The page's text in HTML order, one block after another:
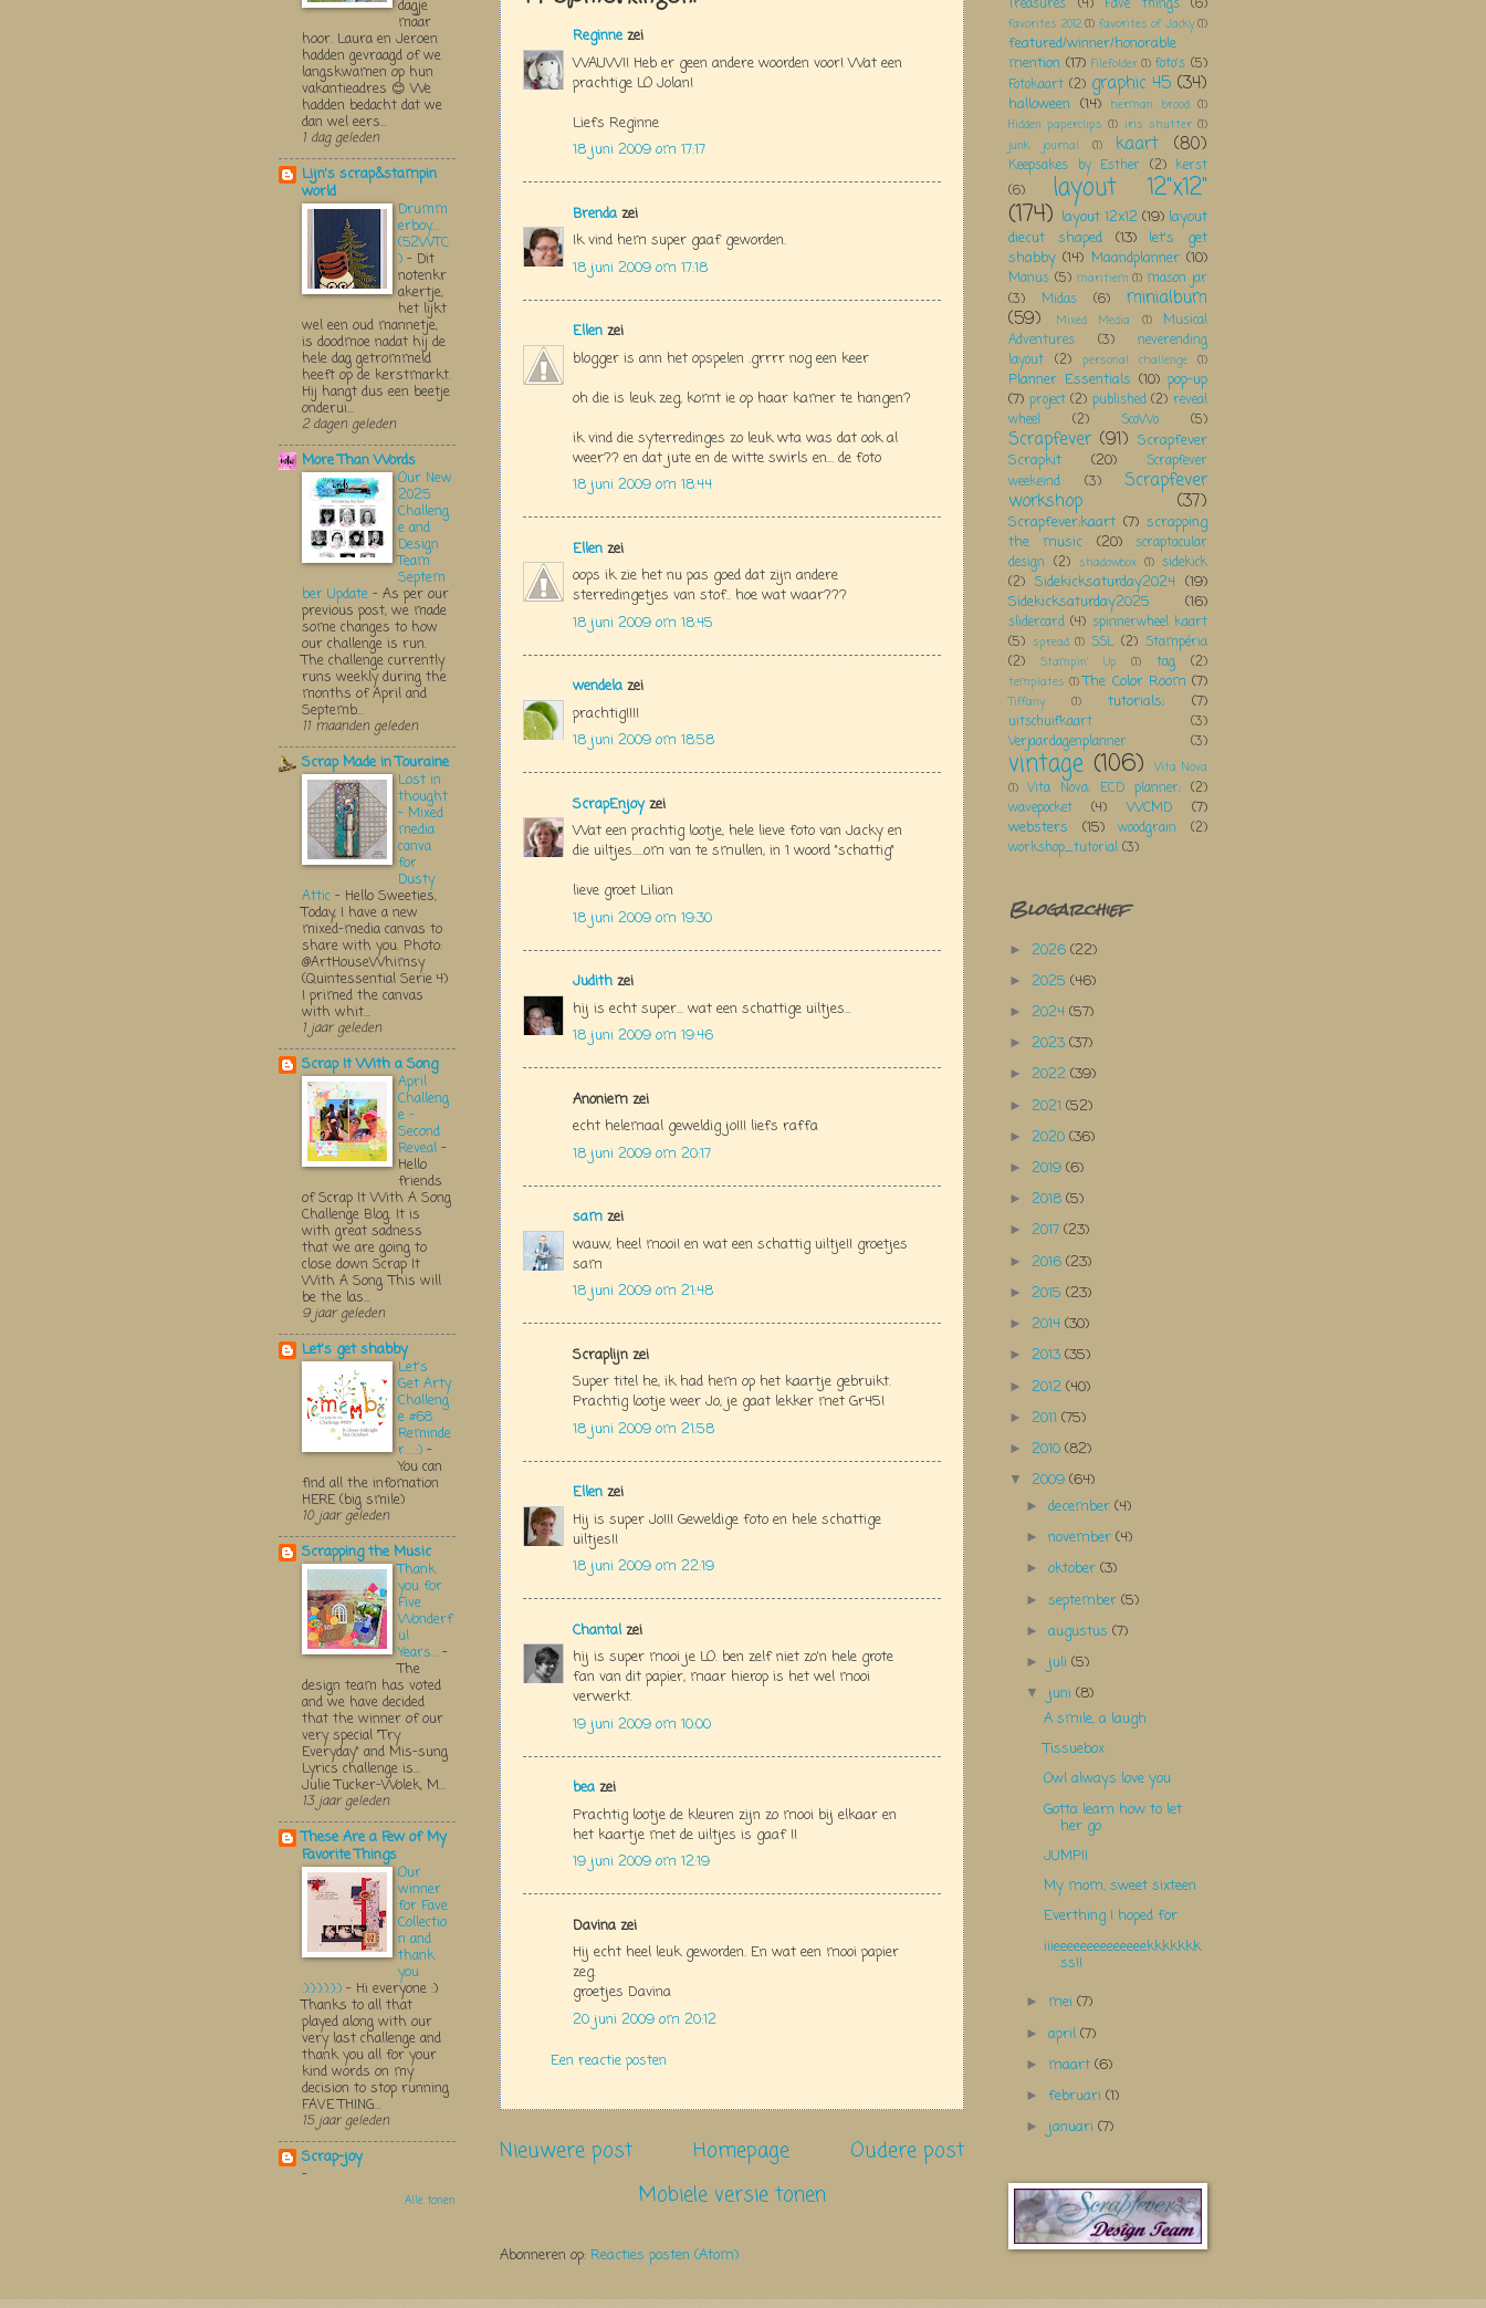
Reginnezei
WAUW!! Heb er geen andere woorden voor! Wat een
prachtige LO Jolan!
Liefs Reginne
18 juni 2009 om 17:17
Brenda zei
Ik vind hem super gaaf geworden.
18 juni 2009 om 17:18
Ellen zei
blogger is ann het opspelen .grrrr nog een keer
oh die is leuk zeg, komt ie op haar kamer te hangen?
ik vind die syterredinges zo leuk wta was dat ook al
weer?? en dat jute en de witte swirls en... de foto
18 juni 2009 om 18:44
Ellen zei
oops ik zie het nu pas goed dat zijn andere
sterredingetjes van stof.. hoe wat waar???
18 juni 2009 om 18:45
wendela zei
prachtig!!!!
18 juni 2009 om 18:58
ScrapEnjoyzei
Wat een prachtig lootje, hele lieve foto van Jacky en
die uiltjes.....om van te smullen, in 1 woord "schattig"
lieve groet Lilian
18 juni 2009 om 19:30
Judith zei
hij is echt super... wat een schattige uiltjes...
18 juni 2009 om 19:46
Anoniem zei
echt helemaal geweldig jo!!! liefs raffa
18 juni 2009 om 20:17
sam zei
wauw, heel mooi! en wat een schattig uiltje!! groetjes
sam
18 juni 2009 om 21:48
Scraplijn zei
Super titel he, ik had hem op het kaartje gebruikt.
Prachtig lootje weer Jo, je gaat lekker met Gr45!
18 juni 2009 om 21:58
Ellen zei
Hij is super Jo!!! Geweldige foto en hele schattige
uiltjes!!
18 juni 2009 om 22:19
Chantal zei
hij is super mooi je LO. ben zelf niet zo'n hele grote
fan van dit papier, maar hierop is het wel mooi
verwerkt.
19 juni 2009 om 10:00
bea zei
Prachtig lootje de kleuren zijn zo mooi bij elkaar en
het kaartje met de uiltjes is gaaf !!
19 juni 2009 om 12:19
Davina zei
Hij echt heel leuk geworden. En wat een mooi papier
zeg.
groetjes Davina
20 juni 2009 om 20:12
Een reactie posten
Nieuwere post Oudere post
Homepage
Mobiele versie tonen
Abonneren op: Reacties posten (Atom)
dagje
maar
hoor. Laura en Jeroen
hadden gevraagd of we
langskwamen op hun
vakantieadres 😊 We
hadden bedacht dat we
dan wel eers...
1 dag geleden
Lijn's scrap&stampin
world
Drumm
erboy....
(52WTC
) - Dit
notenkr
akertje,
het lijkt
wel een oud mannetje,
is doodmoe nadat hij de
hele dag getrommeld
heeft op de kerstmarkt.
Hij hangt dus een beetje
onderui...
2 dagen geleden
More Than Words
Our New
2025
Challeng
e and
Design
Team
Septem
ber Update - As per our
previous post, we made
some changes to how
our challenge is run.
The challenge currently
runs weekly during the
months of April and
Septemb...
11 maanden geleden
Scrap Made in Touraine
Lost in
thought
- Mixed
media
canva
for
Dusty
Attic - Hello Sweeties,
Today, I have a new
mixed-media canvas to
share with you. Photo:
@ArtHouseWhimsy
(Quintessential Serie 4)
I primed the canvas
with whit...
1 jaar geleden
Scrap It With a Song
April
Challeng
e -
Second
Reveal -
Hello
friends
of Scrap It With A Song
Challenge Blog. It is
with great sadness
that we are going to
close down Scrap It
With A Song. This will
be the las...
9 jaar geleden
Let's get shabby
Let's
Get Arty
Challeng
e #68
Reminde
r.....:) -
You can
find all the infomation
HERE (big smile)
10 jaar geleden
Scrapping the Music
Thank
you for
Five
Wonderf
ul
Years... -
The
design team has voted
and we have decided
that the winner of our
very special "Try
Everyday" and Mis-sung
Lyrics challenge is...
Julie Tucker-Wolek, M...
13 jaar geleden
These Are a Few of My
Favorite Things
Our
winner
for Fave
Collectio
n and
thank
you
:):):):):):) - Hi everyone :)
Thanks to all that
played along with our
very last challenge and
thank you all for your
kind words on my
decision to stop running
FAVE THING...
15 jaar geleden
Scrap-joy
-
Alle tonen
Treasures
(4) Fave things (6)
favorites 2012 (1) favorites of Jacky (1)
featured/winner/honorable
mention (17) Filefolder (1) foto's (5)
Fotokaart (2) graphic 45 (34)
halloween (14) herman brood (1)
Hidden paperclips (1) iris shutter (1)
junk journal
(1) kaart (80)
Keepsakes by Esther (2) kerst
(6)
layout 12"x12"
(174) layout 12x12 (19) layout
diecut shaped
(13)
let's get
shabby (14) Maandplanner (10)
Manus (5) maritiem (1) mason jar
(3)
Midas (6) minialbum
(59) Mixed Media (1)
Musical
Adventures
(3)
neverending
layout (2) personal challenge (1)
Planner Essentials (10) pop-up
(7) project (2) published (2) reveal
wheel
(2) ScoWo (5)
Scrapfever (91) Scrapfever
Scrapkit
(20)
Scrapfever
weekeind
(3) Scrapfever
workshop (37)
Scrapfever;kaart (7) scrapping
the music
(20)
scraptacular
design (2) shadowbox (1) sidekick
(2) Sidekicksaturday2024 (19)
Sidekicksaturday2025
(16)
slidercard (4) spinnerwheel kaart
(5) spread (1) SSL (2) Stampéria
(2)
Stampin' Up (1) tag (2)
templates (1) The Color Room (7)
Tiffany (1) tutorials; (7)
uitschuifkaart
(3)
Verjaardagenplanner
(3)
vintage (106)
Vita Nova
(1) Vita Nova; ECD planner; (2)
wavepocket
(4) WCMD
(7)
websters
(15) woodgrain
(2)
workshop_tutorial (3)
Blogarchief
► 2026 (22)
► 2025 (46)
► 2024 (57)
► 2023 (37)
► 2022 (39)
► 2021 (52)
► 2020 (36)
► 2019 (6)
► 2018 (5)
► 2017 (23)
► 2016 (23)
► 2015 (23)
► 2014 (30)
► 2013 (35)
► 2012 (40)
► 2011 (75)
► 2010 (82)
▼ 2009 (64)
►december(4)
►november(4)
►oktober(3)
►september(5)
►augustus(7)
► juli(5)
▼ juni(8)
A smile, a laugh
Tissuebox
Owl always love you
Gotta learn how to let
her go
JUMP!!
My mom, sweet sixteen
Everthing I hoped for
iiieeeeeeeeeeeeeekkkkkkk
ss!!
► mei(7)
►april(7)
► maart(6)
►februari(1)
► januari(7)